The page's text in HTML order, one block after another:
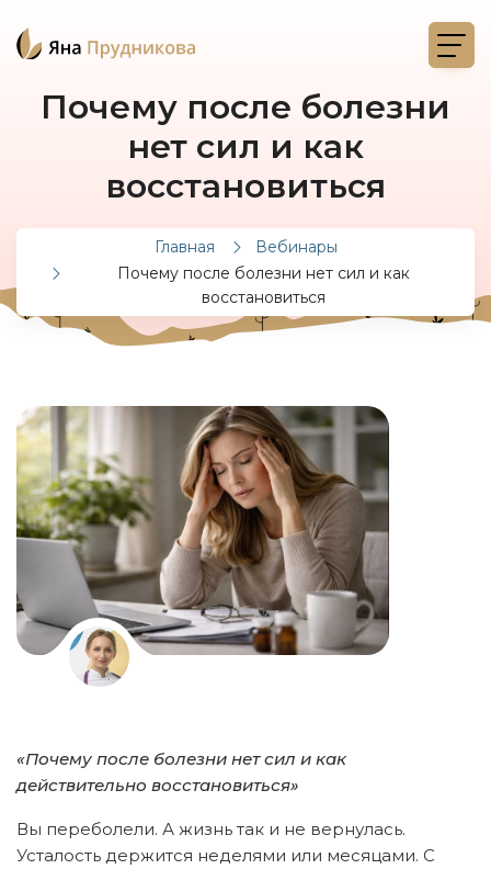
Почему после болезни
нет сил и как
восстановиться
Главная
Вебинары
Почему после болезни нет сил и как
восстановиться
«Почему после болезни нет сил и как
действительно восстановиться»
Вы переболели. А жизнь так и не вернулась.
Усталость держится неделями или месяцами. С